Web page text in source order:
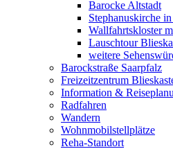
Barocke Altstadt
Stephanuskirche
Wallfahrtskloster
Lauschtour
weitere
Barockstraße Saarpfalz
Freizeitzentrum
Information &
Radfahren
Wandern
Wohnmobilstellplätze
Reha-Standort